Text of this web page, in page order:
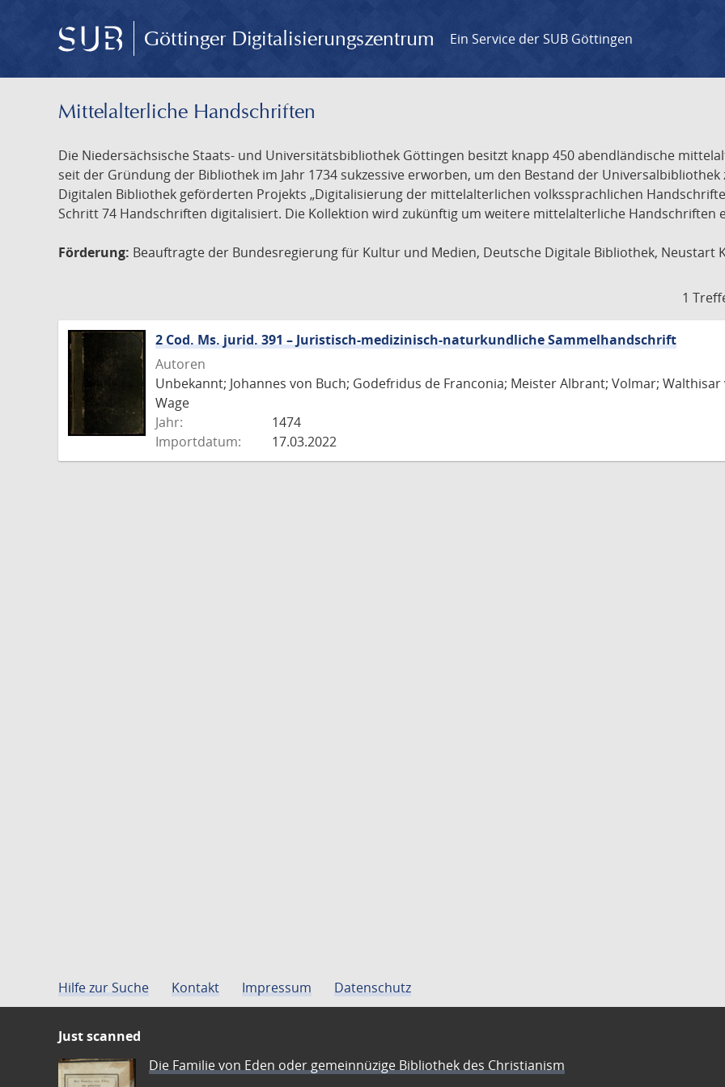
Göttinger Digitalisierungszentrum Ein Service der SUB Göttingen
Mittelalterliche Handschriften
Die Niedersächsische Staats- und Universitätsbibliothek Göttingen besitzt knapp 450 abendländische
seit der Gründung der Bibliothek im Jahr 1734 sukzessive erworben, um den Bestand der
Digitalen Bibliothek geförderten Projekts „Digitalisierung der mittelalterlichen volkssprachlichen
Schritt 74 Handschriften digitalisiert. Die Kollektion wird zukünftig um weitere mittelalterliche Handschriften
Förderung: Beauftragte der Bundesregierung für Kultur und Medien, Deutsche Digitale Bibliothek, Neustart
1
2 Cod. Ms. jurid. 391 – Juristisch-medizinisch-naturkundliche Sammelhandschrift
Autoren
Unbekannt; Johannes von Buch; Godefridus de Franconia; Meister Albrant; Volmar;
Wage
Jahr:
1474
Importdatum:
17.03.2022
Hilfe zur Suche Kontakt Impressum Datenschutz
Just scanned
Die Familie von Eden oder gemeinnüzige Bibliothek des Christianism